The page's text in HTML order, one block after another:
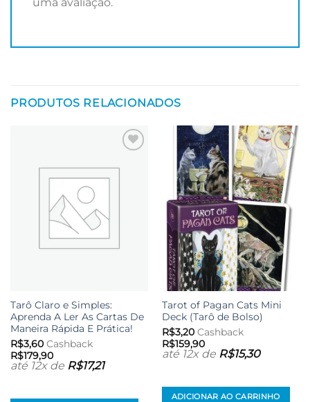
PRODUTOS RELACIONADOS
aos meus
desejos
Tarô Claro e Simples:
Aprenda A Ler As Cartas De
Maneira Rápida E Prática!
R$3,60Cashback
R$179,90
até 12x de R$17,21
Adicionar
aos meus
desejos
Tarot of Pagan Cats Mini
Deck (Tarô de Bolso)
R$3,20Cashback
R$159,90
até 12x de R$15,30
ADICIONAR AO CARRINHO